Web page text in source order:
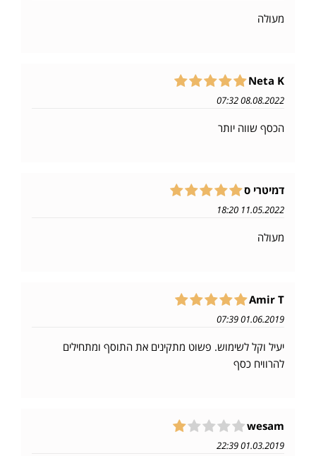
מעולה
Neta K
08.08.2022 07:32
הכסף שווה יותר
דמיטרי ס
11.05.2022 18:20
מעולה
Amir T
01.06.2019 07:39
יעיל וקל לשימוש. פשוט מתקינים את התוסף ומתחילים
להרוויח כסף
wesam
01.03.2019 22:39